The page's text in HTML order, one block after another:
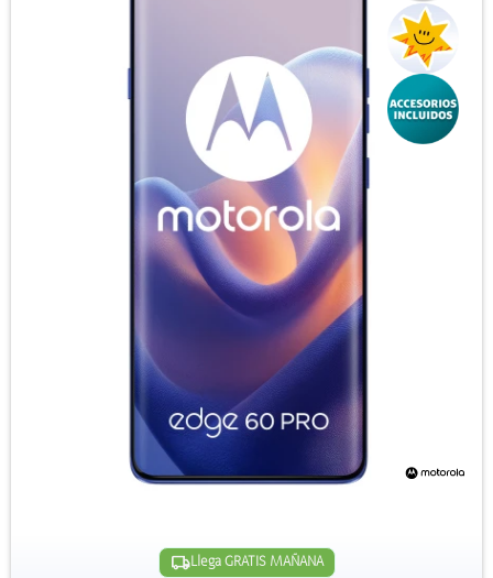
Llega GRATIS MAÑANA